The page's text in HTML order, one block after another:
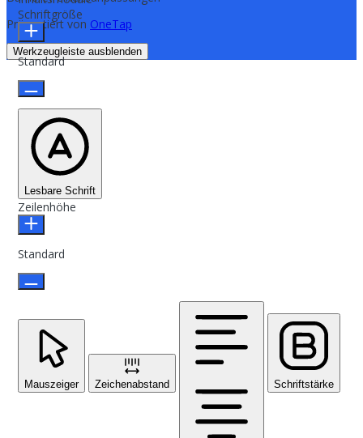
Präsentiert von OneTap
Werkzeugleiste ausblenden
Schriftgröße
Standard
Lesbare Schrift
Zeilenhöhe
Standard
Mauszeiger Zeichenabstand Schriftstärke